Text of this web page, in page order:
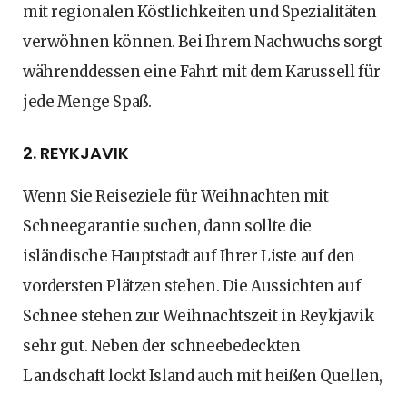
mit regionalen Köstlichkeiten und Spezialitäten
verwöhnen können. Bei Ihrem Nachwuchs sorgt
währenddessen eine Fahrt mit dem Karussell für
jede Menge Spaß.
2. REYKJAVIK
Wenn Sie Reiseziele für Weihnachten mit
Schneegarantie suchen, dann sollte die
isländische Hauptstadt auf Ihrer Liste auf den
vordersten Plätzen stehen. Die Aussichten auf
Schnee stehen zur Weihnachtszeit in Reykjavik
sehr gut. Neben der schneebedeckten
Landschaft lockt Island auch mit heißen Quellen,